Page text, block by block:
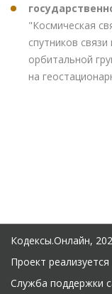
"Космическая
спутников
орбитальной
на
Кодексы.Онлайн,
Проект
Служба поддержки